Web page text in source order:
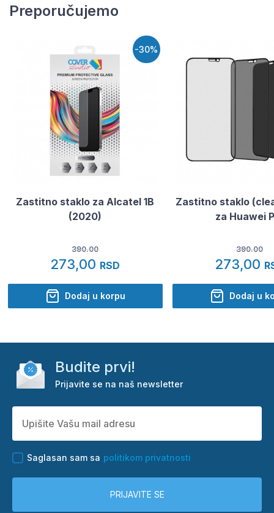
Preporučujemo
-30%
Zastitno staklo za Alcatel 1B
(2020)
390.00
273,00 RSD
Dodaj u korpu
Zastitno staklo
za Huawei
390.00
273,00
Dodaj u
Budite prvi!
Prijavite se na naš newsletter
Saglasan sam sa politikom privatnosti
PRIJAVITE SE